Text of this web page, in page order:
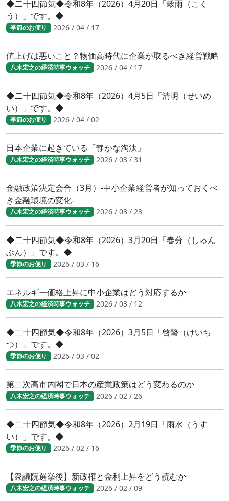
◆二十四節気◆令和8年（2026）4月20日「穀雨（こく
う）」です。◆
季節のお便り 2026 / 04 / 17
値上げは悪いこと？物価高時代に企業が取るべき経営戦略
八木宏之の経済時事ウォッチ 2026 / 04 / 17
◆二十四節気◆令和8年（2026）4月5日「清明（せいめ
い）」です。◆
季節のお便り 2026 / 04 / 02
日本企業に起きている「静かな淘汰」
八木宏之の経済時事ウォッチ 2026 / 03 / 31
金融政策決定会合（3月）-中小企業経営者が知っておくべ
き金融環境の変化-
八木宏之の経済時事ウォッチ 2026 / 03 / 23
◆二十四節気◆令和8年（2026）3月20日「春分（しゅん
ぶん）」です。◆
季節のお便り 2026 / 03 / 16
エネルギー価格上昇に中小企業はどう対応するか
八木宏之の経済時事ウォッチ 2026 / 03 / 12
◆二十四節気◆令和8年（2026）3月5日「啓蟄（けいち
つ）」です。◆
季節のお便り 2026 / 03 / 02
第二次高市内閣で日本の産業政策はどう変わるのか
八木宏之の経済時事ウォッチ 2026 / 02 / 26
◆二十四節気◆令和8年（2026）2月19日「雨水（うす
い）」です。◆
季節のお便り 2026 / 02 / 16
【衆議院選挙後】新政権と金利上昇をどう読むか
八木宏之の経済時事ウォッチ 2026 / 02 / 09